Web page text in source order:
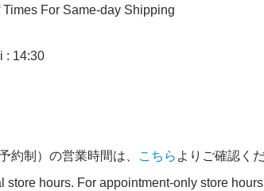
For Same-day Shipping
: 14:30
約制）の営業時間は、 こちら よりご確認く
store hours. For appointment-only store